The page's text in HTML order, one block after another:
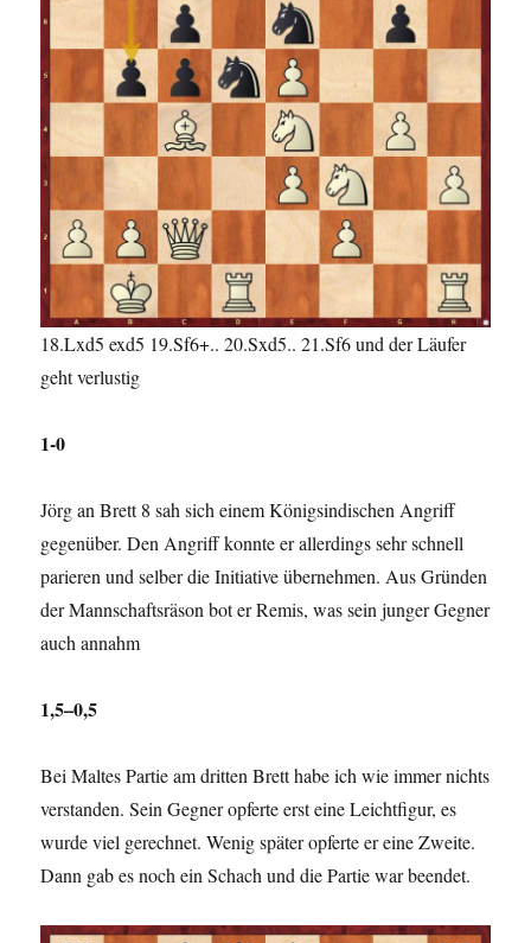
18.Lxd5 exd5 19.Sf6+.. 20.Sxd5.. 21.Sf6 und der Läufer
geht verlustig
1-0
Jörg an Brett 8 sah sich einem Königsindischen Angriff
gegenüber. Den Angriff konnte er allerdings sehr schnell
parieren und selber die Initiative übernehmen. Aus Gründen
der Mannschaftsräson bot er Remis, was sein junger Gegner
auch annahm
1,5–0,5
Bei Maltes Partie am dritten Brett habe ich wie immer nichts
verstanden. Sein Gegner opferte erst eine Leichtfigur, es
wurde viel gerechnet. Wenig später opferte er eine Zweite.
Dann gab es noch ein Schach und die Partie war beendet.